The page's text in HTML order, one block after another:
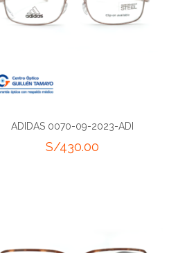
ADIDAS 0070-09-2023-ADI
S/430.00